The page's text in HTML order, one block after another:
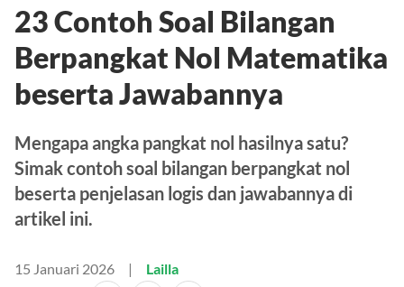
23 Contoh Soal Bilangan
Berpangkat Nol Matematika
beserta Jawabannya
Mengapa angka pangkat nol hasilnya satu?
Simak contoh soal bilangan berpangkat nol
beserta penjelasan logis dan jawabannya di
artikel ini.
15 Januari 2026
Lailla